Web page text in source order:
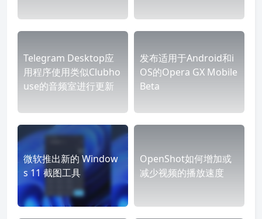
Telegram Desktop应
用程序使用类似Clubho
use的音频室进行更新
发布适用于Android和i
OS的Opera GX Mobile
Beta
微软推出新的 Window
s 11 截图工具
OpenShot如何增加或
减少视频的播放速度